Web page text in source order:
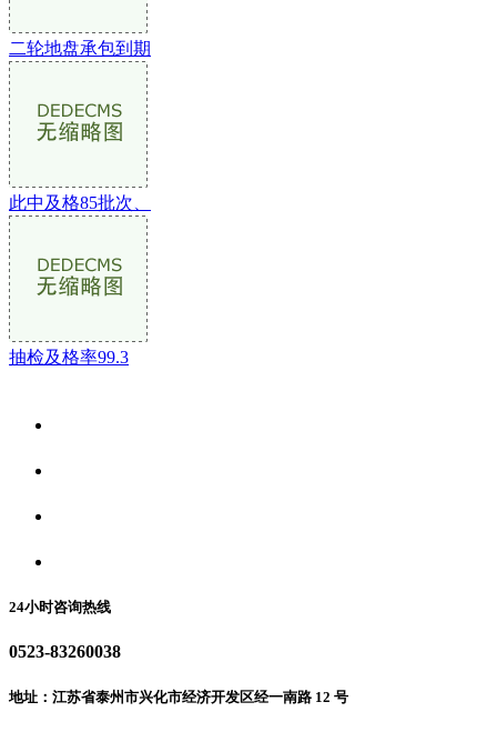
二轮地盘承包到期
此中及格85批次、
抽检及格率99.3
24小时咨询热线
0523-83260038
地址：江苏省泰州市兴化市经济开发区经一南路 12 号